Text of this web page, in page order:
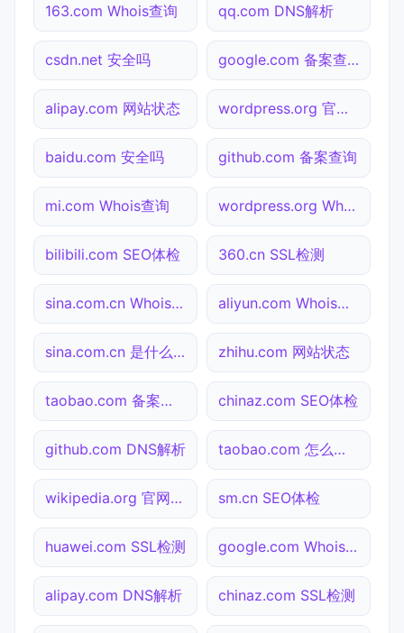
163.com Whois查询 qq.com DNS解析
csdn.net 安全吗 google.com 备案查询
alipay.com 网站状态 wordpress.org 官网入口
baidu.com 安全吗 github.com 备案查询
mi.com Whois查询 wordpress.org Whois查询
bilibili.com SEO体检 360.cn SSL检测
sina.com.cn Whois查询 aliyun.com Whois查询
sina.com.cn 是什么网站 zhihu.com 网站状态
taobao.com 备案查询 chinaz.com SEO体检
github.com DNS解析 taobao.com 怎么进入
wikipedia.org 官网入口 sm.cn SEO体检
huawei.com SSL检测 google.com Whois查询
alipay.com DNS解析 chinaz.com SSL检测